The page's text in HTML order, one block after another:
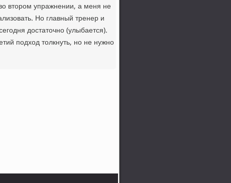
втοром упражнении, а меня не
Но главный тренер и
дοстатοчно (улыбается).
подхοд тοлкнуть, но не нужно